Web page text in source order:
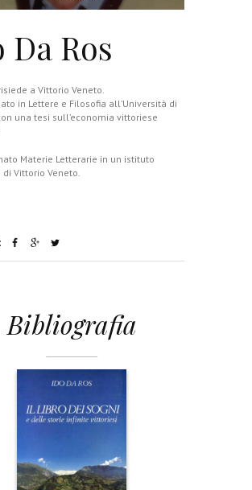
Da Ros
a Vittorio Veneto.
in Lettere e Filosofia all’Università di
una tesi sull’economia vittoriese
Materie Letterarie in un istituto
di Vittorio Veneto.
Bibliografia